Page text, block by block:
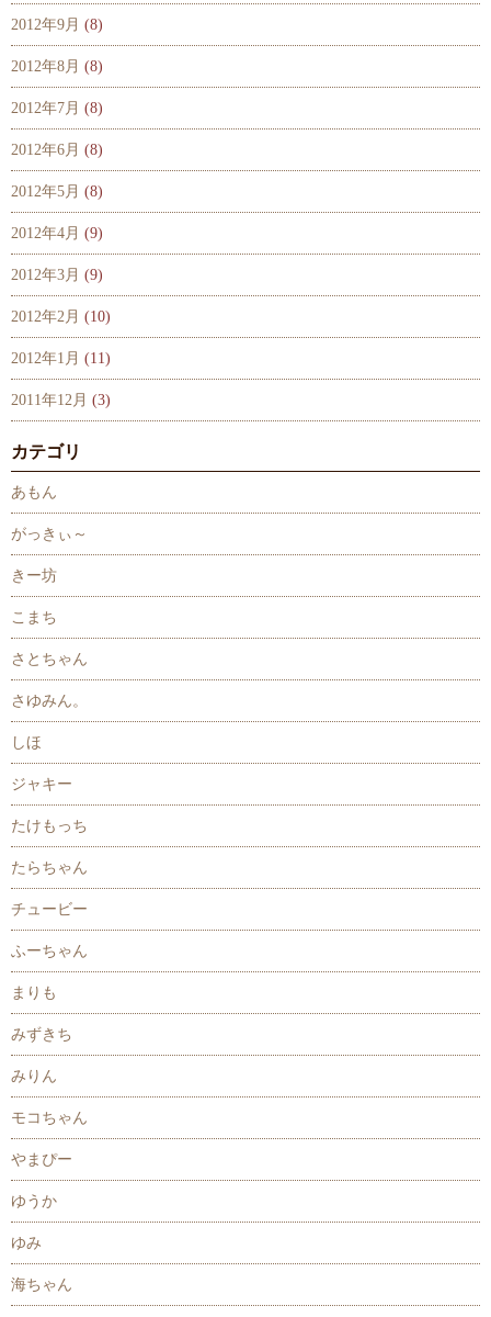
2012年9月 (8)
2012年8月 (8)
2012年7月 (8)
2012年6月 (8)
2012年5月 (8)
2012年4月 (9)
2012年3月 (9)
2012年2月 (10)
2012年1月 (11)
2011年12月 (3)
カテゴリ
あもん
がっきぃ～
きー坊
こまち
さとちゃん
さゆみん。
しほ
ジャキー
たけもっち
たらちゃん
チュービー
ふーちゃん
まりも
みずきち
みりん
モコちゃん
やまぴー
ゆうか
ゆみ
海ちゃん